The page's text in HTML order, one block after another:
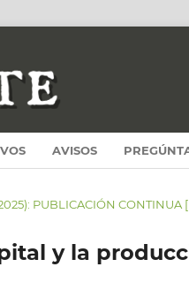
AVISOS
PUBLICACIÓN CONTINUA
y la